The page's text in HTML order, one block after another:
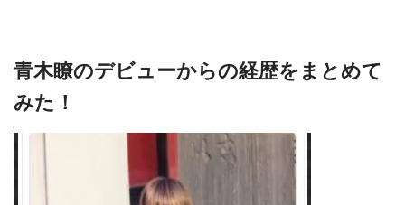
青木瞭のデビューからの経歴をまとめて
みた！